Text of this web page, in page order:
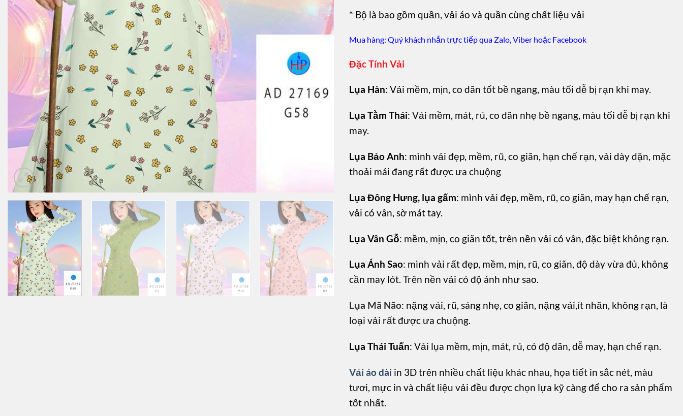
* Bộ là bao gồm quần, vải áo và quần cùng chất liệu vải
Mua hàng: Quý khách nhắn trực tiếp qua Zalo, Viber hoặc Facebook
Đặc Tính Vải
Lụa Hàn: Vải mềm, mịn, co dãn tốt bề ngang, màu tối dễ bị rạn khi may.
Lụa Tằm Thái: Vải mềm, mát, rủ, co dãn nhẹ bề ngang, màu tối dễ bị rạn khi
may.
Lụa Bảo Anh: mình vải đẹp, mềm, rũ, co giãn, hạn chế rạn, vải dày dặn, mặc
thoải mái đang rất được ưa chuộng
Lụa Đông Hưng, lụa gấm: mình vải đẹp, mềm, rũ, co giãn, may hạn chế rạn,
vải có vân, sờ mát tay.
Lụa Vân Gỗ: mềm, mịn, co giãn tốt, trên nền vải có vân, đặc biệt không rạn.
Lụa Ánh Sao: mình vải rất đẹp, mềm, mịn, rũ, co giãn, độ dày vừa đủ, không
cần may lót. Trên nền vải có độ ánh như sao.
Lụa Mã Não: nặng vải, rũ, sáng nhẹ, co giãn, nặng vải,ít nhăn, không rạn, là
loại vải rất được ưa chuộng.
Lụa Thái Tuấn: Vải lụa mềm, mịn, mát, rủ, có độ dãn, dễ may, hạn chế rạn.
Vải áo dài in 3D trên nhiều chất liệu khác nhau, họa tiết in sắc nét, màu
tươi, mực in và chất liệu vải đều được chọn lựa kỹ càng để cho ra sản phẩm
tốt nhất.